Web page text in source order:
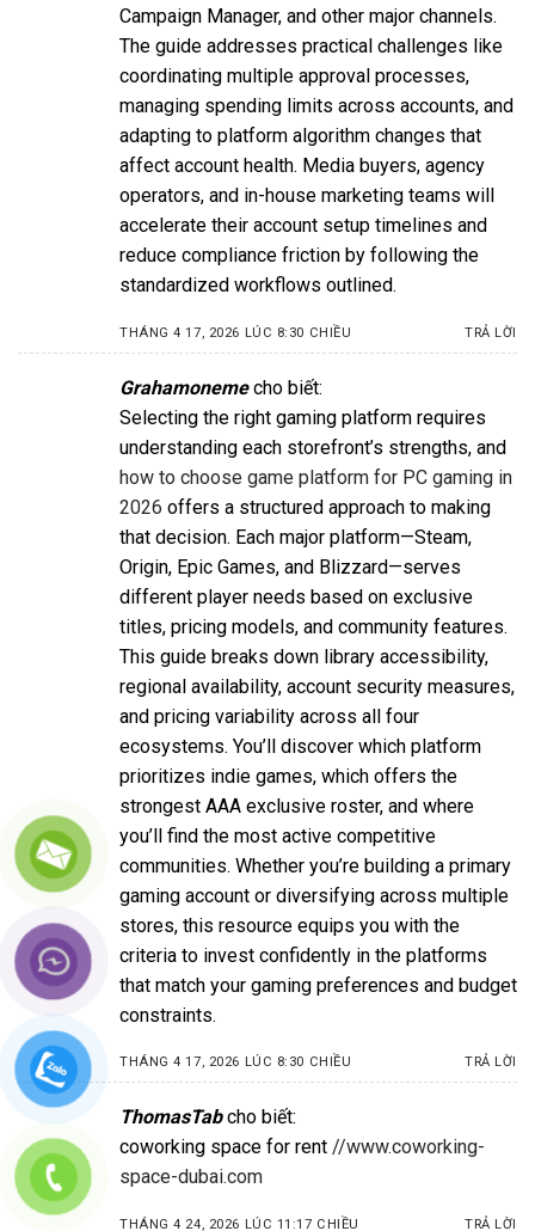
Campaign Manager, and other major channels.
The guide addresses practical challenges like
coordinating multiple approval processes,
managing spending limits across accounts, and
adapting to platform algorithm changes that
affect account health. Media buyers, agency
operators, and in-house marketing teams will
accelerate their account setup timelines and
reduce compliance friction by following the
standardized workflows outlined.
THÁNG 4 17, 2026 LÚC 8:30 CHIỀU TRẢ LỜI
Grahamoneme cho biết:
Selecting the right gaming platform requires
understanding each storefront’s strengths, and
how to choose game platform for PC gaming in
2026 offers a structured approach to making
that decision. Each major platform—Steam,
Origin, Epic Games, and Blizzard—serves
different player needs based on exclusive
titles, pricing models, and community features.
This guide breaks down library accessibility,
regional availability, account security measures,
and pricing variability across all four
ecosystems. You’ll discover which platform
prioritizes indie games, which offers the
strongest AAA exclusive roster, and where
you’ll find the most active competitive
communities. Whether you’re building a primary
gaming account or diversifying across multiple
stores, this resource equips you with the
criteria to invest confidently in the platforms
that match your gaming preferences and budget
constraints.
THÁNG 4 17, 2026 LÚC 8:30 CHIỀU TRẢ LỜI
ThomasTab cho biết:
coworking space for rent //www.coworking-
space-dubai.com
THÁNG 4 24, 2026 LÚC 11:17 CHIỀU TRẢ LỜI